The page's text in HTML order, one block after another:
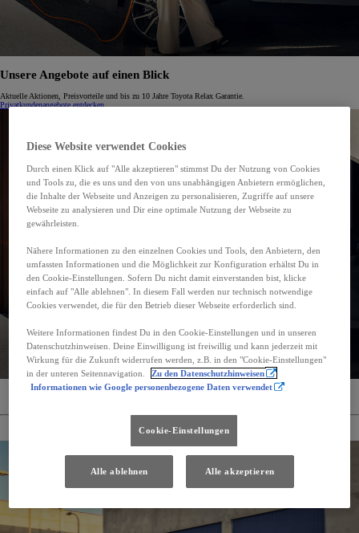
Unsere Angebote auf einen Blick
Aktuelle Aktionen, Preisvorteile und bis zu 10 Jahre Toyota Relax Garantie.
Privatkundenangebote entdecken
Diese Website verwendet Cookies
Durch einen Klick auf "Alle akzeptieren" stimmst Du der Nutzung von Cookies
und Tools zu, die es uns und den von uns unabhängigen Anbietern ermöglichen,
die Inhalte der Webseite und Anzeigen zu personalisieren, Zugriffe auf unsere
Webseite zu analysieren und Dir eine optimale Nutzung der Webseite zu
gewährleisten.
Nähere Informationen zu den einzelnen Cookies und Tools, den Anbietern, den
umfassten Informationen und die Möglichkeit zur Konfiguration erhältst Du in
den Cookie-Einstellungen. Sofern Du nicht damit einverstanden bist, klicke
einfach auf "Alle ablehnen". In diesem Fall werden nur technisch notwendige
Cookies verwendet, die für den Betrieb dieser Webseite erforderlich sind.
Weitere Informationen findest Du in den Cookie-Einstellungen und in unseren
Datenschutzhinweisen. Deine Einwilligung ist freiwillig und kann jederzeit mit
Wirkung für die Zukunft widerrufen werden, z.B. in den "Cookie-Einstellungen"
in der unteren Seitennavigation.
Zu den Datenschutzhinweisen
Informationen wie Google personenbezogene Daten verwendet
Cookie-Einstellungen
Alle ablehnen Alle akzeptieren